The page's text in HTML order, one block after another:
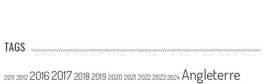
TAGS
2011 2012 20162017 2018 2019 2020 2021 2022 2023 2024 Angleterre